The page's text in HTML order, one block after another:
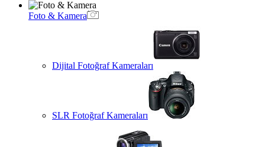
Foto & Kamera
Dijital Fotoğraf Kameraları
SLR Fotoğraf Kameraları